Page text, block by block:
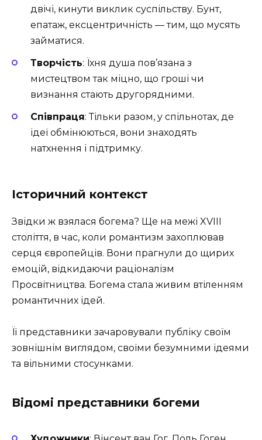
двічі, кинути виклик суспільству. Бунт,
епатаж, ексцентричність — тим, що мусять
займатися.
Творчість: Їхня душа пов’язана з
мистецтвом так міцно, що гроші чи
визнання стають другорядними.
Співпраця: Тільки разом, у спільнотах, де
ідеї обмінюються, вони знаходять
натхнення і підтримку.
Історичний контекст
Звідки ж взялася богема? Ще на межі XVIII
століття, в час, коли романтизм захоплював
серця європейців. Вони прагнули до щирих
емоцій, відкидаючи раціоналізм
Просвітництва. Богема стала живим втіленням
романтичних ідей.
Її представники зачаровували публіку своїм
зовнішнім виглядом, своїми безумними ідеями
та вільними стосунками.
Відомі представники богеми